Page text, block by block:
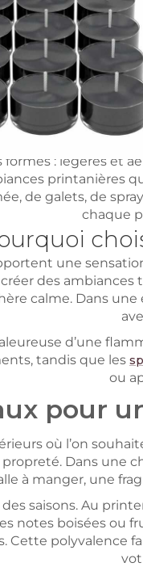
par les fleurs, les
doux,
un espace de
subtilement
: légères et
printanières
de galets, de
chaque
une
des
calme. Dans
d’une
tandis que les
ou
pour
où l’on
Dans une
à manger, une
saisons. Au
notes boisées
polyvalence